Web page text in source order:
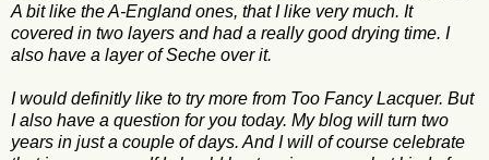
A bit like the A-England ones, that I like very much. It
covered in two layers and had a really good drying time. I
also have a layer of Seche over it.
I would definitly like to try more from Too Fancy Lacquer. But
I also have a question for you today. My blog will turn two
years in just a couple of days. And I will of course celebrate